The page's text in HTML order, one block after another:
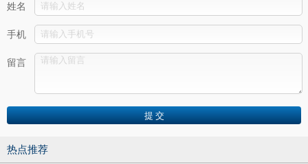
3、强大月产能，快速交期，为摄像头软板客户赢得市场先
4、全套进口自动生产线，自有各种表面处理设备。
姓名
手机
留言
热点推荐